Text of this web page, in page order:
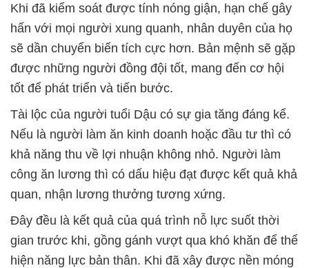
Khi đã kiểm soát được tính nóng giận, hạn chế gây
hấn với mọi người xung quanh, nhân duyên của họ
sẽ dần chuyển biến tích cực hơn. Bản mệnh sẽ gặp
được những người đồng đội tốt, mang đến cơ hội
tốt để phát triển và tiến bước.
Tài lộc của người tuổi Dậu có sự gia tăng đáng kể.
Nếu là người làm ăn kinh doanh hoặc đầu tư thì có
khả năng thu về lợi nhuận không nhỏ. Người làm
công ăn lương thì có dấu hiệu đạt được kết quả khả
quan, nhận lương thưởng tương xứng.
Đây đều là kết quả của quá trình nỗ lực suốt thời
gian trước khi, gồng gánh vượt qua khó khăn để thể
hiện năng lực bản thân. Khi đã xây được nền móng